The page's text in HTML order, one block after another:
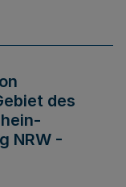
des
NRW -